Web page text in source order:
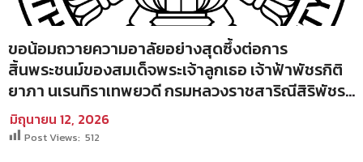
ขอน้อมถวายความอาลัยอย่างสุดซึ้งต่อการ
สิ้นพระชนม์ของสมเด็จพระเจ้าลูกเธอ เจ้าฟ้าพัชรกิติ
ยาภา นเรนทิราเทพยวดี กรมหลวงราชสาริณีสิริพัชร
มหาวัชรราชธิดา
มิถุนายน 12, 2026
Post Views: 512